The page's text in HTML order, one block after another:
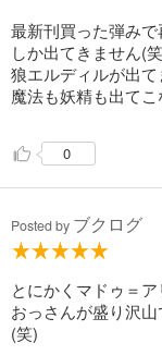
最新刊買った弾み
しか出てきません(
狼エルディルが出て
魔法も妖精も出て
0
Posted by ブクログ
とにかくマドゥ＝
おっさんが盛り沢
(笑)